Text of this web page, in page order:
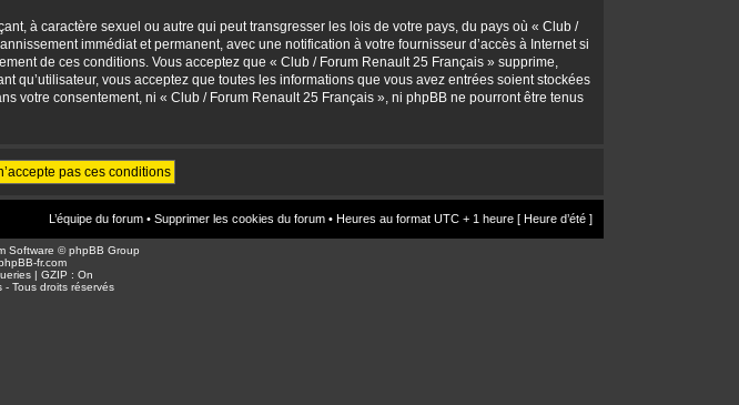
à caractère sexuel ou autre qui peut transgresser les lois de votre pays, du pays où « Club /
immédiat et permanent, avec une notification à votre fournisseur d’accès à Internet si
de ces conditions. Vous acceptez que « Club / Forum Renault 25 Français » supprime,
qu’utilisateur, vous acceptez que toutes les informations que vous avez entrées soient stockées
votre consentement, ni « Club / Forum Renault 25 Français », ni phpBB ne pourront être tenus
L’équipe du forum • Supprimer les cookies du forum • Heures au format UTC + 1 heure [ Heure d’été ]
Software © phpBB Group
fr.com
| GZIP : On
- Tous droits réservés